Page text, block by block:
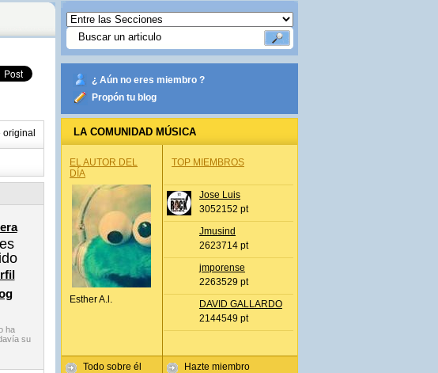
original
¿ Aún no eres miembro ?
Propón tu blog
LA COMUNIDAD MÚSICA
EL AUTOR DEL
DÍA
Esther A.l.
Todo sobre él
TOP MIEMBROS
Jose Luis
3052152 pt
Jmusind
2623714 pt
jmporense
2263529 pt
DAVID GALLARDO
2144549 pt
Hazte miembro